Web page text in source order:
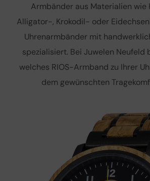
Armbänder aus Materialien wie
Alligator-, Krokodil- oder
Uhrenarmbänder mit
spezialisiert. Bei Juwelen Neufeld
welches RIOS-Armband zu Ihrer
dem gewünschten